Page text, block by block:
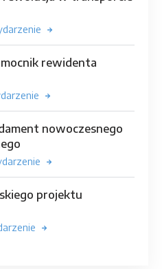
rewidenta
nowoczesnego
projektu